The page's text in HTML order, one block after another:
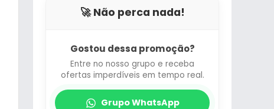
🚀 Não perca nada!
Gostou dessa promoção?
Entre no nosso grupo e receba
ofertas imperdíveis em tempo real.
Grupo WhatsApp